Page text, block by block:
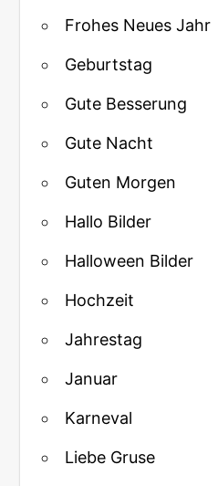
Frohes Neues Jahr
Geburtstag
Gute Besserung
Gute Nacht
Guten Morgen
Hallo Bilder
Halloween Bilder
Hochzeit
Jahrestag
Januar
Karneval
Liebe Gruse